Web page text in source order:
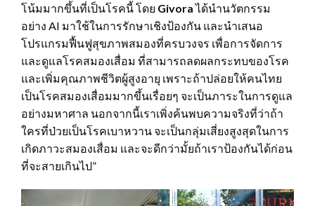
โน้มมากขึ้นที่เป็นโรคนี้ โดย Givoraได้นำนวัตกรรม
อย่าง AI มาใช้ในการรักษาเชิงป้องกัน และนำเสนอ
โปรแกรมฟื้นฟูสุขภาพสมองที่ครบวงจร เพื่อการจัดการ
และดูแลโรคสมองเสื่อม ที่สามารถลดผลกระทบของโรค
และเพิ่มคุณภาพชีวิตผู้สูงอายุ เพราะถ้าปล่อยให้คนไทย
เป็นโรคสมองเสื่อมมากขึ้นเรื่อยๆ จะเป็นภาระในการดูแล
อย่างมหาศาล นอกจากนี้เราเพิ่งค้นพบความจริงที่ว่าถ้า
ใครที่ป่วยเป็นโรคเบาหวาน จะเป็นกลุ่มเสี่ยงสูงสุดในการ
เกิดภาวะสมองเสื่อม และจะดีกว่ามั้ยถ้าเราป้องกันได้ก่อน
ที่จะสายเกินไป”